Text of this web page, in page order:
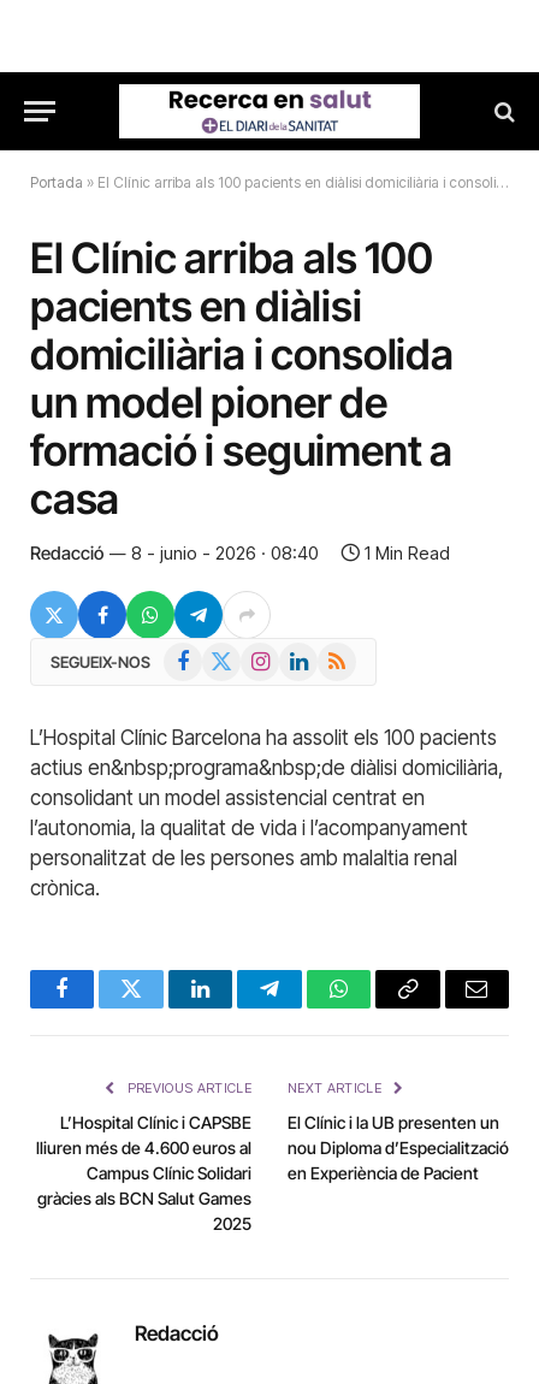
Portada » El Clínic arriba als 100 pacients en diàlisi domiciliària i consolida un model pioner de formació i seguiment a casa
El Clínic arriba als 100
pacients en diàlisi
domiciliària i consolida
un model pioner de
formació i seguiment a
casa
Redacció 8 - junio - 2026 · 08:40 1 Min Read
SEGUEIX-NOS Facebook InstagramLinkedIn
RSS
L’Hospital Clínic Barcelona ha assolit els 100 pacients
actius en&nbsp;programa&nbsp;de diàlisi domiciliària,
consolidant un model assistencial centrat en
l’autonomia, la qualitat de vida i l’acompanyament
personalitzat de les persones amb malaltia renal
crònica.
FacebookTwitter LinkedInTelegramWhatsAppCopy
Email
PREVIOUS ARTICLE
L’Hospital Clínic i CAPSBE
lliuren més de 4.600 euros al
Campus Clínic Solidari
gràcies als BCN Salut Games
2025
NEXT ARTICLE
El Clínic i la UB presenten un
nou Diploma d’Especialització
en Experiència de Pacient
Redacció